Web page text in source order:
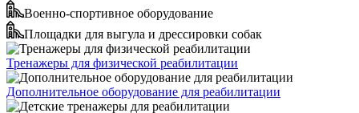
Военно-спортивное оборудование
Площадки для выгула и дрессировки собак
Тренажеры для физической реабилитации
Дополнительное оборудование для реабилитации